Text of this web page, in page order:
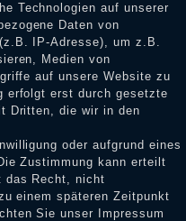
können Händler die
erfolgte Verifizierung im
Technologien auf unserer
Daten von
IP-Adresse), um z.B.
Medien von
auf unsere Website zu
erfolgt erst durch gesetzte
Dritten, die wir in den
oder aufgrund eines
Zustimmung kann erteilt
das Recht, nicht
einem späteren Zeitpunkt
Sie unser
Impressum